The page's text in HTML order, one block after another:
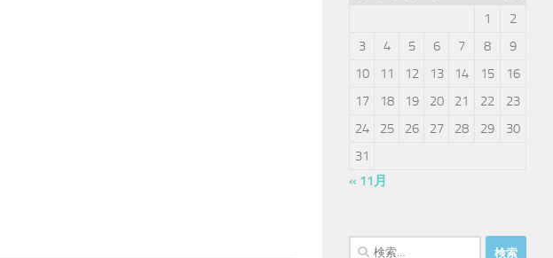
1
2
3
4 5 6 7 8
9
10
11 12 13 14 15
16
17
18 19 20 21 22
23
24
25 26 27 28 29
30
31
« 11月
検